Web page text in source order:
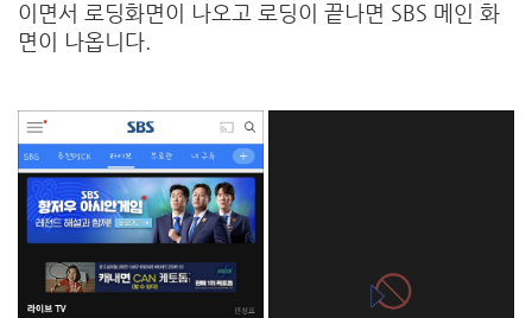
이면서 로딩화면이 나오고 로딩이 끝나면 SBS 메인 화
면이 나옵니다.